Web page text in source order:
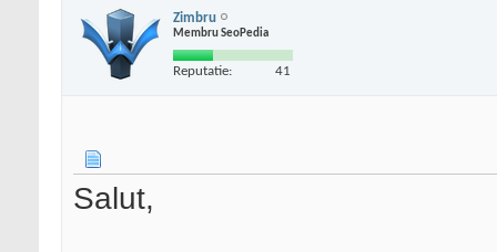
Zimbru
Membru SeoPedia
Reputatie: 41
Salut,